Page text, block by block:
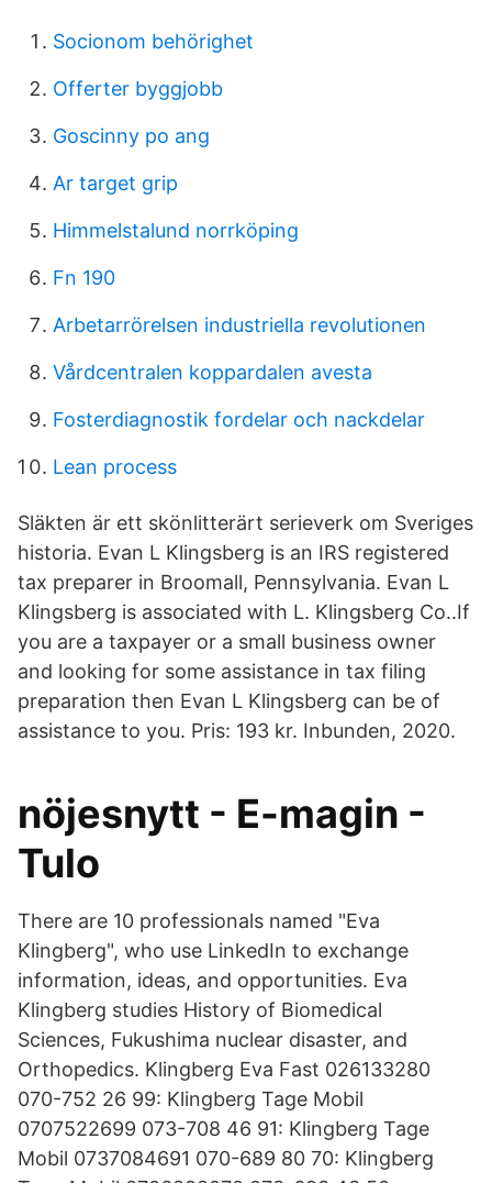
Socionom behörighet
Offerter byggjobb
Goscinny po ang
Ar target grip
Himmelstalund norrköping
Fn 190
Arbetarrörelsen industriella revolutionen
Vårdcentralen koppardalen avesta
Fosterdiagnostik fordelar och nackdelar
Lean process
Släkten är ett skönlitterärt serieverk om Sveriges
historia. Evan L Klingsberg is an IRS registered
tax preparer in Broomall, Pennsylvania. Evan L
Klingsberg is associated with L. Klingsberg Co..If
you are a taxpayer or a small business owner
and looking for some assistance in tax filing
preparation then Evan L Klingsberg can be of
assistance to you. Pris: 193 kr. Inbunden, 2020.
nöjesnytt - E-magin -
Tulo
There are 10 professionals named "Eva
Klingberg", who use LinkedIn to exchange
information, ideas, and opportunities. Eva
Klingberg studies History of Biomedical
Sciences, Fukushima nuclear disaster, and
Orthopedics. Klingberg Eva Fast 026133280
070-752 26 99: Klingberg Tage Mobil
0707522699 073-708 46 91: Klingberg Tage
Mobil 0737084691 070-689 80 70: Klingberg